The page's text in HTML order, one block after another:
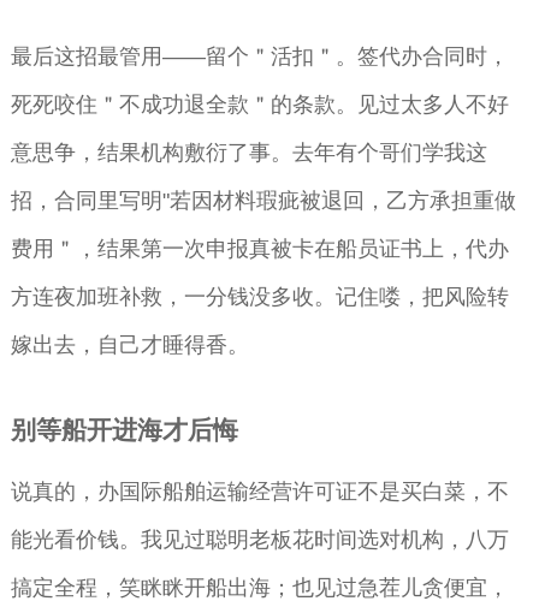
最后这招最管用——留个＂活扣＂。签代办合同时，
死死咬住＂不成功退全款＂的条款。见过太多人不好
意思争，结果机构敷衍了事。去年有个哥们学我这
招，合同里写明"若因材料瑕疵被退回，乙方承担重做
费用＂，结果第一次申报真被卡在船员证书上，代办
方连夜加班补救，一分钱没多收。记住喽，把风险转
嫁出去，自己才睡得香。
别等船开进海才后悔
说真的，办国际船舶运输经营许可证不是买白菜，不
能光看价钱。我见过聪明老板花时间选对机构，八万
搞定全程，笑眯眯开船出海；也见过急茬儿贪便宜，